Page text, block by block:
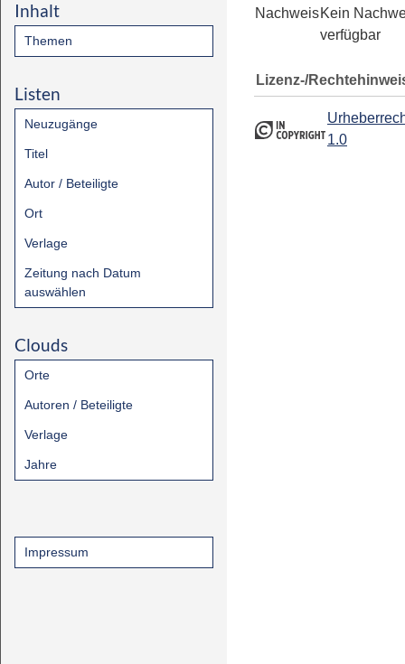
Inhalt
Themen
Listen
Neuzugänge
Titel
Autor / Beteiligte
Ort
Verlage
Zeitung nach Datum
auswählen
Clouds
Orte
Autoren / Beteiligte
Verlage
Jahre
Impressum
NachweisKein
verfügbar
Lizenz-/
1.0